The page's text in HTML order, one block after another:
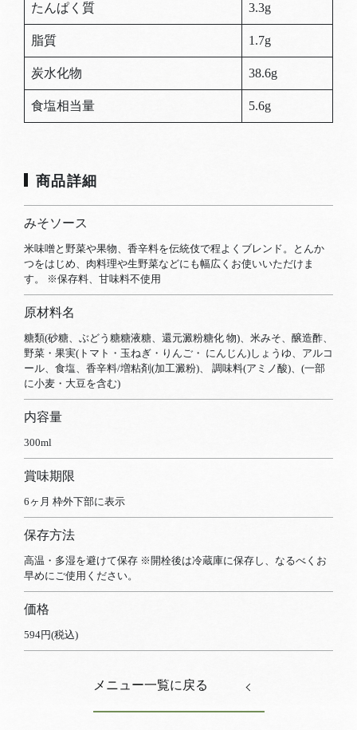
たんぱく質 3.3g
脂質 1.7g
炭水化物 38.6g
食塩相当量 5.6g
商品詳細
みそソース
米味噌と野菜や果物、香辛料を伝統伎で程よくブレンド。とんか
つをはじめ、肉料理や生野菜などにも幅広くお使いいただけま
す。 ※保存料、甘味料不使用
原材料名
糖類(砂糖、ぶどう糖糖液糖、還元澱粉糖化 物)、米みそ、醸造酢、
野菜・果実(トマト・玉ねぎ・りんご・ にんじん)しょうゆ、アルコ
ール、食塩、香辛料/増粘剤(加工澱粉)、 調味料(アミノ酸)、(一部
に小麦・大豆を含む)
内容量
300ml
賞味期限
6ヶ月 枠外下部に表示
保存方法
高温・多湿を避けて保存 ※開栓後は冷蔵庫に保存し、なるべくお
早めにご使用ください。
価格
594円(税込)
メニュー一覧に戻る